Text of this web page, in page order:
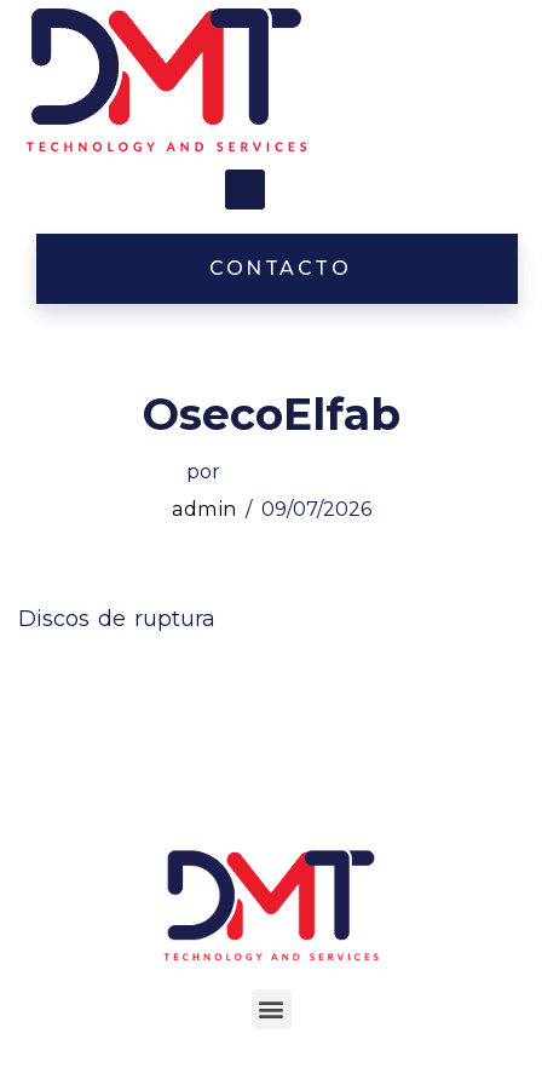
Saltar
al
contenido
CONTACTO
OsecoElfab
por
admin
09/07/2026
Discos de ruptura